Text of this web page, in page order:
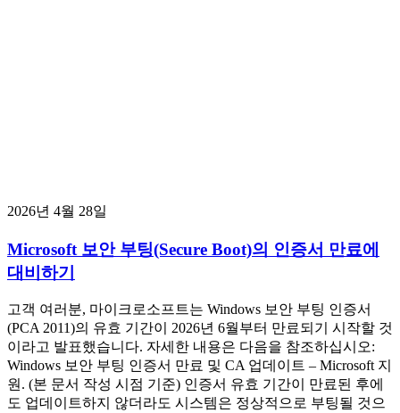
2026년 4월 28일
Microsoft 보안 부팅(Secure Boot)의 인증서 만료에
대비하기
고객 여러분, 마이크로소프트는 Windows 보안 부팅 인증서
(PCA 2011)의 유효 기간이 2026년 6월부터 만료되기 시작할 것
이라고 발표했습니다. 자세한 내용은 다음을 참조하십시오:
Windows 보안 부팅 인증서 만료 및 CA 업데이트 – Microsoft 지
원. (본 문서 작성 시점 기준) 인증서 유효 기간이 만료된 후에
도 업데이트하지 않더라도 시스템은 정상적으로 부팅될 것으